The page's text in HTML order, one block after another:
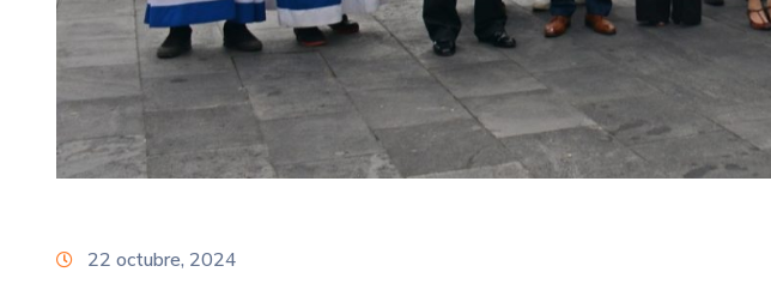
22 octubre, 2024